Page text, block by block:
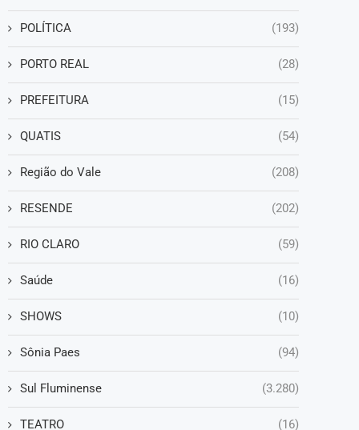
POLÍTICA (193)
PORTO REAL (28)
PREFEITURA (15)
QUATIS (54)
Região do Vale (208)
RESENDE (202)
RIO CLARO (59)
Saúde (16)
SHOWS (10)
Sônia Paes (94)
Sul Fluminense (3.280)
TEATRO (16)